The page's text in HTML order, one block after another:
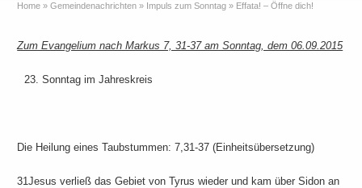
Home » Gemeindenachrichten » Impuls zum Sonntag » Effata! – Öffne dich!
Zum Evangelium nach Markus 7, 31-37 am Sonntag, dem 06.09.2015
Sonntag im Jahreskreis
Die Heilung eines Taubstummen: 7,31-37 (Einheitsübersetzung)
31Jesus verließ das Gebiet von Tyrus wieder und kam über Sidon an